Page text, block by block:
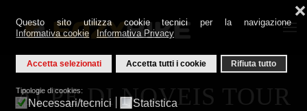
Questo sito utilizza cookie tecnici per la navigazione
Informativa cookie
Informativa Privacy
Accetta selezionati Accetta tutti i cookie Rifiuta tutto
❌
Tipologie di cookies:
Necessari/tecnici Statistica
Skip to main content
ALPE DI NOVEIS TOUR